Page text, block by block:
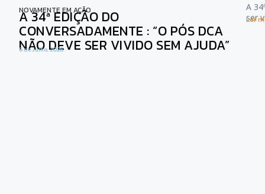
NOVAMENTE EM AÇÃO
A 34ª EDIÇÃO DO
CONVERSADAMENTE : “O PÓS DCA
NÃO DEVE SER VIVIDO SEM AJUDA”
6 de Julho, 2026
A
ser
Ler